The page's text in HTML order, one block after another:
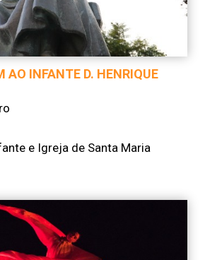
AO INFANTE D. HENRIQUE
e Igreja de Santa Maria